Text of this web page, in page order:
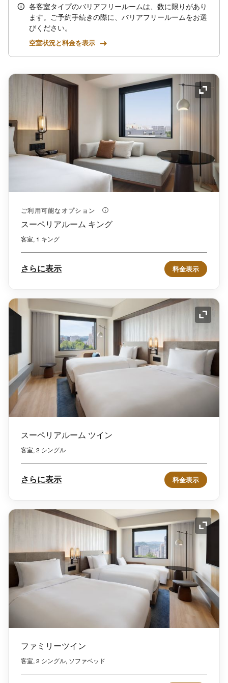
各客室タイプのバリアフリールームは、数に限りがあり
ます。ご予約手続きの際に、バリアフリールームをお選
びください。
空室状況と料金を表示
アイ
ご利用可能なオプション
スーペリアルーム キング
客室, 1 キング
さらに表示 料金表示
アイ
スーペリアルーム ツイン
客室, 2 シングル
さらに表示 料金表示
アイ
ファミリーツイン
客室, 2 シングル, ソファベッド